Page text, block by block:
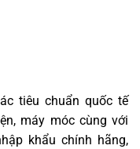
tiêu chuẩn quốc tế
máy móc cùng với
khẩu chính hãng,